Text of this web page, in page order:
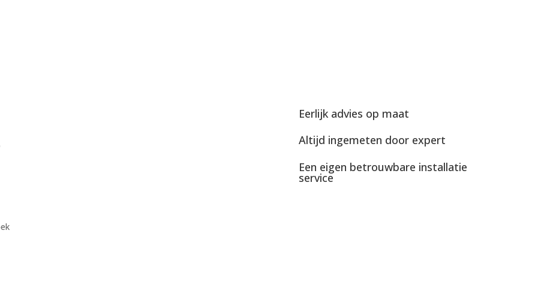
Eerlijk advies op maat
Altijd ingemeten door expert
Een eigen betrouwbare installatie
service